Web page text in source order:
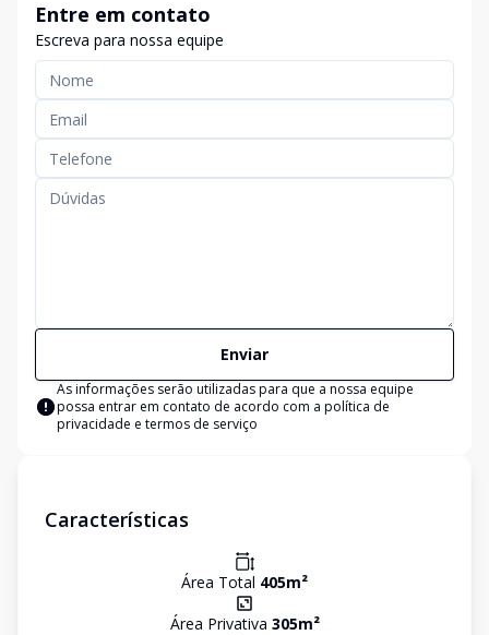
Entre em contato
Escreva para nossa equipe
Enviar
As informações serão utilizadas para que a nossa equipe
possa entrar em contato de acordo com a política de
privacidade e termos de serviço
Características
Área Total 405m²
Área Privativa 305m²